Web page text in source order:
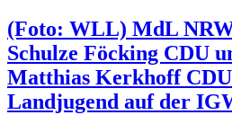
(Foto: WLL) MdL
Schulze Föcking CDU
Matthias Kerkhoff CDU
Landjugend auf der